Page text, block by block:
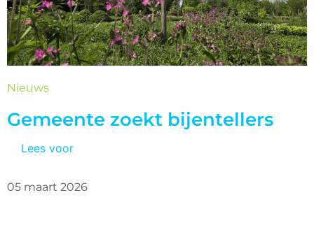
Nieuws
Gemeente zoekt bijentellers
Lees voor
05 maart 2026